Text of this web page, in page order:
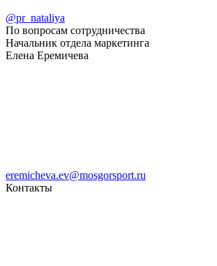
@pr_nataliya
По вопросам сотрудничества
Начальник отдела маркетинга
Елена Еремичева
eremicheva.ev@mosgorsport.ru
Контакты